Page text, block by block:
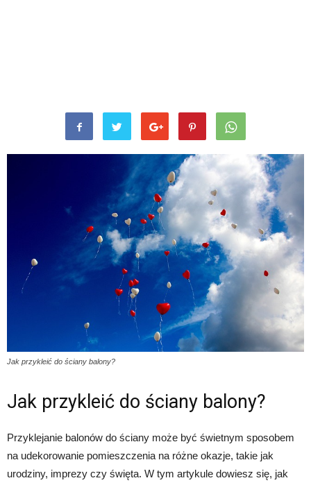
Jak przykleić do ściany balony?
Jak przykleić do ściany balony?
Przyklejanie balonów do ściany może być świetnym sposobem
na udekorowanie pomieszczenia na różne okazje, takie jak
urodziny, imprezy czy święta. W tym artykule dowiesz się, jak